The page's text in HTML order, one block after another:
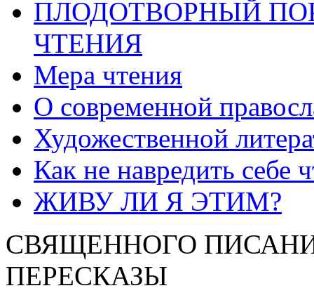
ПЛОДОТВОРНЫЙ
ЧТЕНИЯ
Мера чтения
О современной
Художественной
Как не навредить себе
ЖИВУ ЛИ Я ЭТИМ?
СВЯЩЕННОГО
ПЕРЕСКАЗЫ